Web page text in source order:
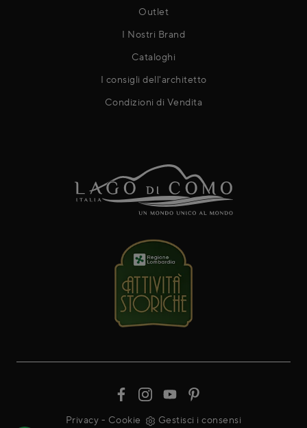
Outlet
I Nostri Brand
Cataloghi
I consigli dell'architetto
Condizioni di Vendita
Privacy - Cookie Gestisci i consensi